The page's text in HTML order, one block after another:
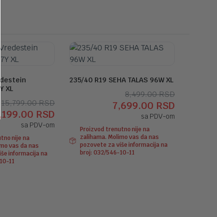
XL
15,799.00RSDOriginalna
cena
je
bila:
15,799.00 RSD.
RSD
Trenutna
cena
je:
14,199.00 RSD.
sa PDV-om
nije na
vas da nas
informacija na
11
235/40 R19 SEHA TALAS 96W XL
8,499.00RSD
cena
je
7,699.00 RSD
Trenutna
cena
je:
sa PDV-om
Proizvod trenutno nije na
zalihama. Molimo vas da nas
pozovete za više informacija na
broj: 032/546-10-11